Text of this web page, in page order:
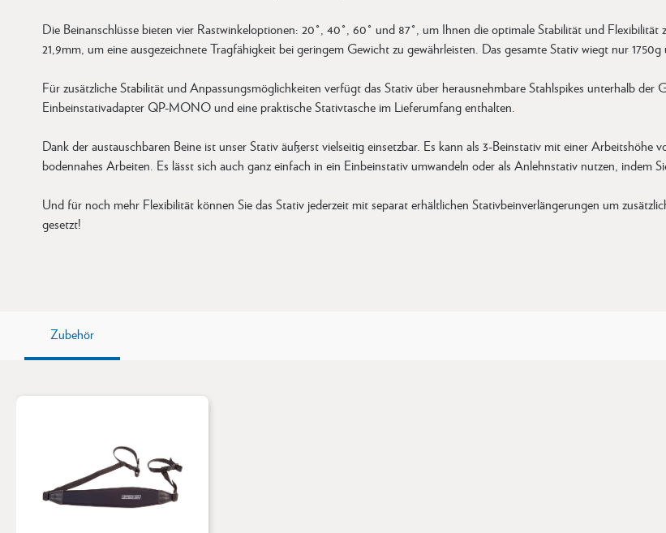
Die Beinanschlüsse bieten vier Rastwinkeloptionen: 20°, 40°, 60° und 87°, um Ihnen die optimale Stabilität und
21,9mm, um eine ausgezeichnete Tragfähigkeit bei geringem Gewicht zu gewährleisten. Das gesamte Stativ wiegt nur
Für zusätzliche Stabilität und Anpassungsmöglichkeiten verfügt das Stativ über herausnehmbare Stahlspikes unterhalb
Einbeinstativadapter QP-MONO und eine praktische Stativtasche im Lieferumfang enthalten.
Dank der austauschbaren Beine ist unser Stativ äußerst vielseitig einsetzbar. Es kann als 3-Beinstativ mit einer Arbeitshöhe
bodennahes Arbeiten. Es lässt sich auch ganz einfach in ein Einbeinstativ umwandeln oder als Anlehnstativ nutzen, indem
Und für noch mehr Flexibilität können Sie das Stativ jederzeit mit separat erhältlichen Stativbeinverlängerungen um
gesetzt!
Zubehör